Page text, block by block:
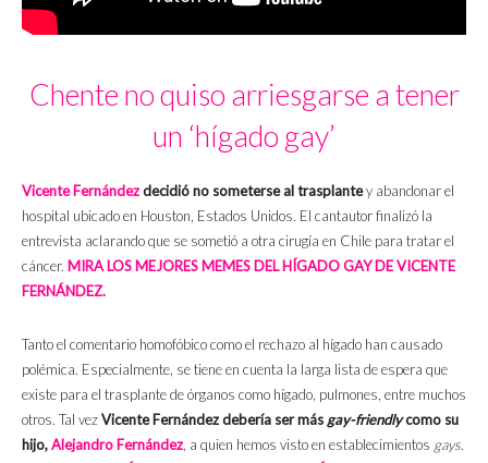
Chente no quiso arriesgarse a tener
un ‘hígado gay’
Vicente Fernándezdecidió no someterse al trasplantey abandonar el
hospital ubicado en Houston, Estados Unidos. El cantautor finalizó la
entrevista aclarando que se sometió a otra cirugía en Chile para tratar el
cáncer. MIRA LOS MEJORES MEMES DEL HÍGADO GAY DE VICENTE
FERNÁNDEZ.
Tanto el comentario homofóbico como el rechazo al hígado han causado
polémica. Especialmente, se tiene en cuenta la larga lista de espera que
existe para el trasplante de órganos como hígado, pulmones, entre muchos
otros. Tal vezVicente Fernández debería ser más gay-friendlycomo su
hijo,Alejandro Fernández , a quien hemos visto en establecimientos gays.